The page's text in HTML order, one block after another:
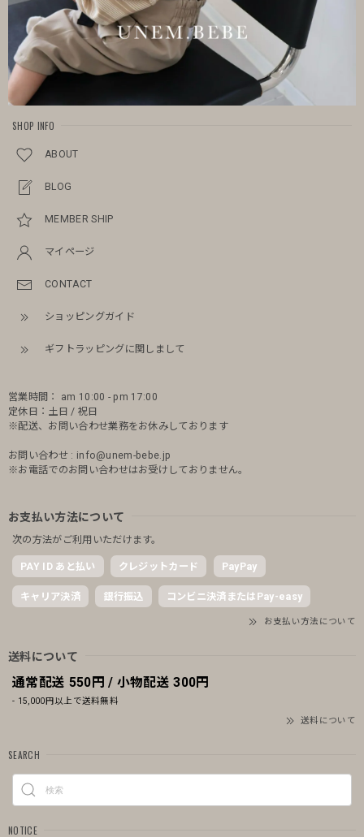
SHOP INFO
ABOUT
BLOG
MEMBER SHIP
マイページ
CONTACT
ショッピングガイド
ギフトラッピングに関しまして
営業時間： am 10:00 - pm 17:00
定休日：土日 / 祝日
※配送、お問い合わせ業務をお休みしております
お問い合わせ : info@unem-bebe.jp
※お電話でのお問い合わせはお受けしておりません。
お支払い方法について
次の方法がご利用いただけます。
PAY ID あと払い クレジットカード PayPay
キャリア決済 銀行振込 コンビニ決済またはPay-easy
お支払い方法について
送料について
通常配送 550円 / 小物配送 300円
- 15,000円以上で送料無料
送料について
SEARCH
NOTICE